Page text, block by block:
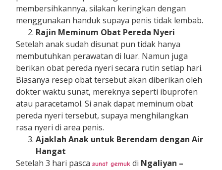
membersihkannya, silakan keringkan dengan
menggunakan handuk supaya penis tidak lembab.
Rajin Meminum Obat Pereda Nyeri
Setelah anak sudah disunat pun tidak hanya
membutuhkan perawatan di luar. Namun juga
berikan obat pereda nyeri secara rutin setiap hari.
Biasanya resep obat tersebut akan diberikan oleh
dokter waktu sunat, mereknya seperti ibuprofen
atau paracetamol. Si anak dapat meminum obat
pereda nyeri tersebut, supaya menghilangkan
rasa nyeri di area penis.
Ajaklah Anak untuk Berendam dengan Air
Hangat
Setelah 3 hari pascasunat gemuk di Ngaliyan –